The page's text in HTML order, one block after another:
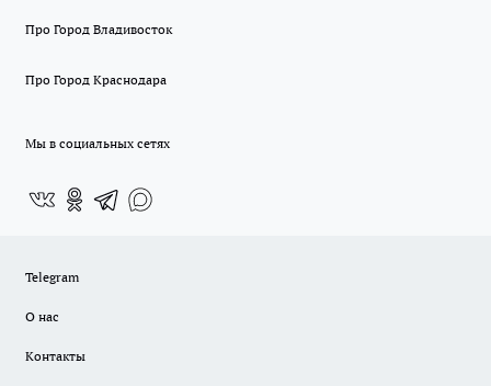
Про Город Владивосток
Про Город Краснодара
Мы в социальных сетях
Telegram
О нас
Контакты